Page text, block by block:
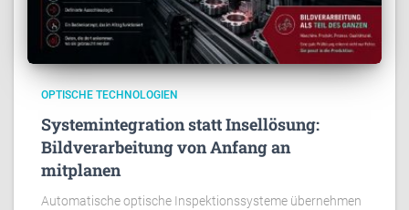
OPTISCHE TECHNOLOGIEN
Systemintegration statt Insellösung:
Bildverarbeitung von Anfang an
mitplanen
Automatische optische Inspektionssysteme übernehmen